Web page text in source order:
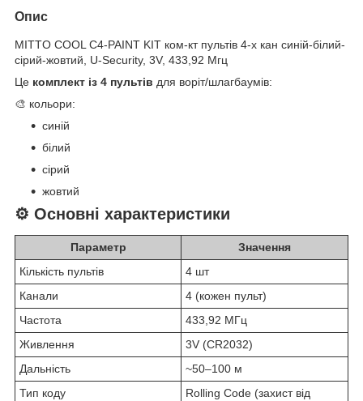
Опис
MITTO COOL C4-PAINT KIT ком-кт пультів 4-х кан синій-білий-
сірий-жовтий, U-Security, 3V, 433,92 Мгц
Це комплект із 4 пультів для воріт/шлагбаумів:
🎨 кольори:
синій
білий
сірий
жовтий
⚙️ Основні характеристики
Параметр
Значення
Кількість пультів
4 шт
Канали
4 (кожен пульт)
Частота
433,92 МГц
Живлення
3V (CR2032)
Дальність
~50–100 м
Тип коду
Rolling Code (захист від